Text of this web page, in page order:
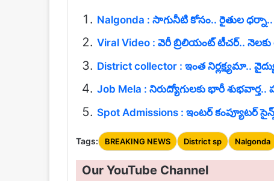
Nalgonda : సాగునీటి కోసం.. రైతుల
Viral Video : వెరీ బ్రిలియంట్ టీచర్..
District collector : ఇంత నిర్లక్ష్యమా..
Job Mela : నిరుద్యోగులకు భారీ
Spot Admissions : ఇంటర్ కంప్యూటర్
Tags: BREAKING NEWS District sp Nalgonda
Our YouTube Channel